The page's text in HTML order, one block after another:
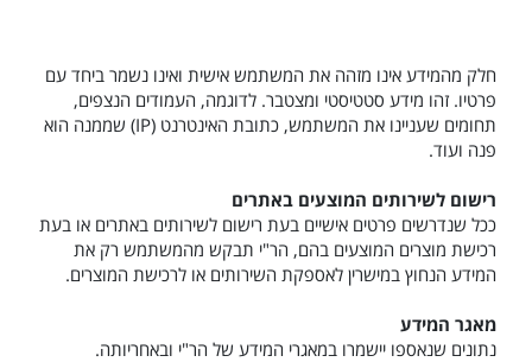
חלק מהמידע אינו מזהה את המשתמש אישית ואינו נשמר ביחד עם
פרטיו. זהו מידע סטטיסטי ומצטבר. לדוגמה, העמודים הנצפים,
תחומים שעניינו את המשתמש, כתובת האינטרנט (IP) שממנה הוא
פנה ועוד.
רישום לשירותים המוצעים באתרים
ככל שנדרשים פרטים אישיים בעת רישום לשירותים באתרים או בעת
רכישת מוצרים המוצעים בהם, הר"י תבקש מהמשתמש רק את
המידע הנחוץ במישרין לאספקת השירותים או לרכישת המוצרים.
מאגר המידע
נתונים שנאספו יישמרו במאגרי המידע של הר"י ובאחריותה.